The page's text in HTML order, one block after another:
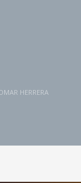
HERRERA